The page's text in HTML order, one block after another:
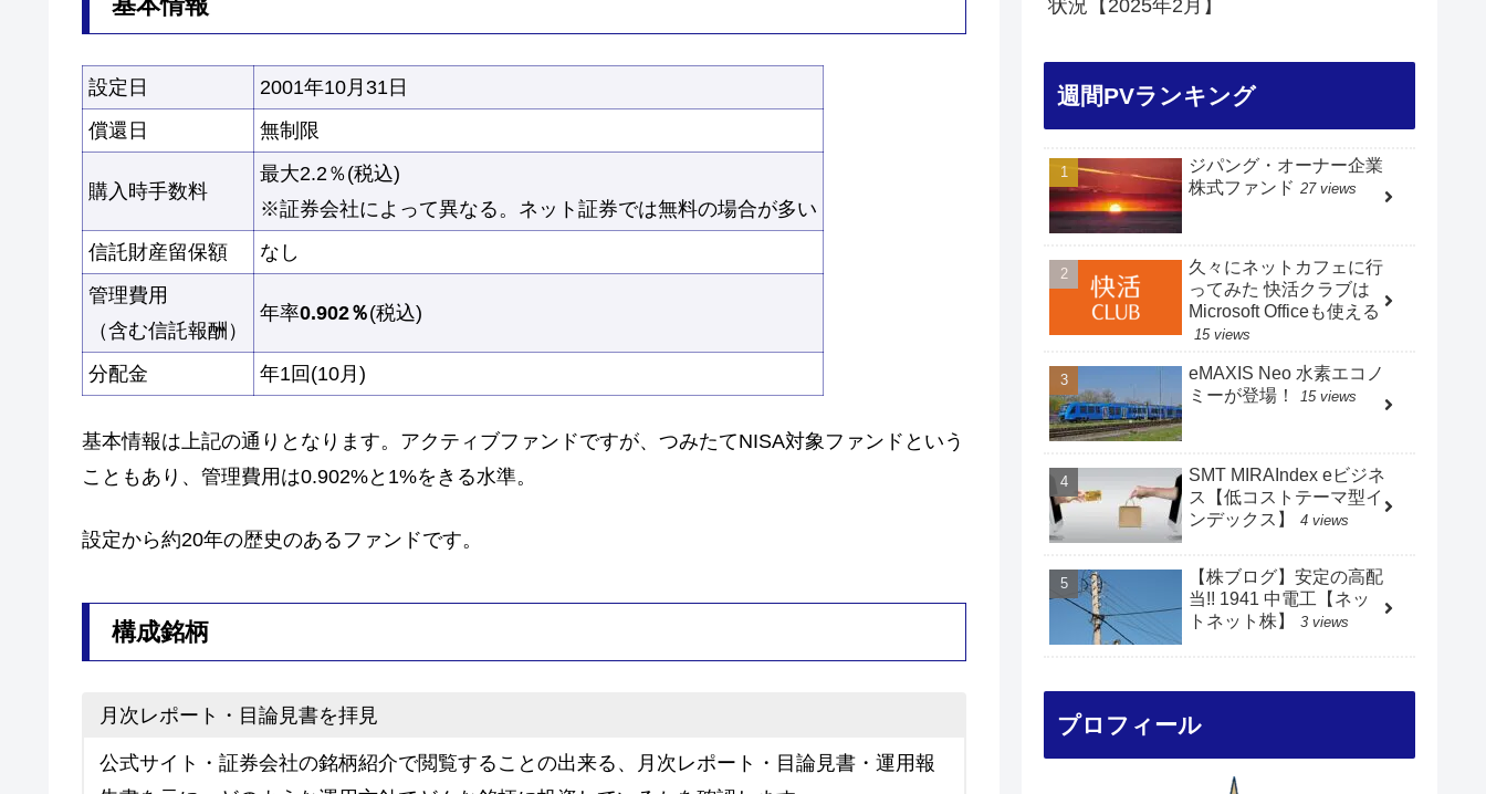
設定日
2001年10月31日
償還日
無制限
購入時手数料
最大2.2％(税込)
※証券会社によって異なる。ネット証券では無料の場合が多い
信託財産留保額
なし
管理費用
（含む信託報酬）
年率0.902％(税込)
分配金 年1回(10月)
基本情報は上記の通りとなります。アクティブファンドですが、つみたてNISA対象ファンドという
こともあり、管理費用は0.902%と1%をきる水準。
設定から約20年の歴史のあるファンドです。
構成銘柄
月次レポート・目論見書を拝見
公式サイト・証券会社の銘柄紹介で閲覧することの出来る、月次レポート・目論見書・運用報
状況【2025年2月】
週間PVランキング
ジパング・オーナー企業
株式ファンド 27 views
久々にネットカフェに行
ってみた 快活クラブは
Microsoft Officeも使える
15 views
eMAXIS Neo 水素エコノ
ミーが登場！
15 views
SMT MIRAIndex eビジネ
ス【低コストテーマ型イ
ンデックス】
4 views
【株ブログ】安定の高配
当!! 1941 中電工【ネッ
トネット株】
3 views
プロフィール